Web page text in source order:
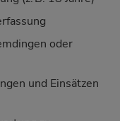
oder
und Einsätzen